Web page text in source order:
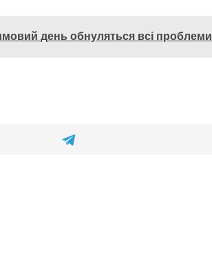
день обнуляться всі проблеми